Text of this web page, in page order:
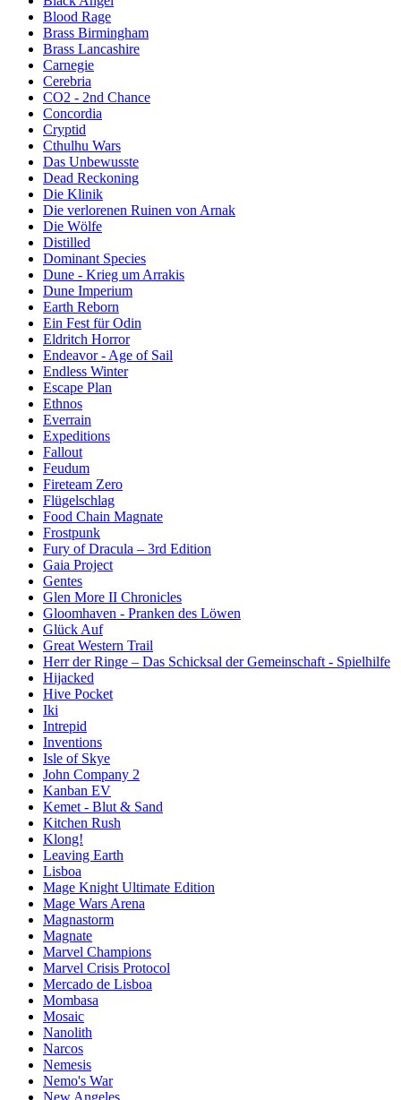
Blood Rage
Brass Birmingham
Brass Lancashire
Carnegie
Cerebria
CO2 - 2nd Chance
Concordia
Cryptid
Cthulhu Wars
Das Unbewusste
Dead Reckoning
Die Klinik
Die verlorenen Ruinen von Arnak
Die Wölfe
Distilled
Dominant Species
Dune - Krieg um Arrakis
Dune Imperium
Earth Reborn
Ein Fest für Odin
Eldritch Horror
Endeavor - Age of Sail
Endless Winter
Escape Plan
Ethnos
Everrain
Expeditions
Fallout
Feudum
Fireteam Zero
Flügelschlag
Food Chain Magnate
Frostpunk
Fury of Dracula – 3rd Edition
Gaia Project
Gentes
Glen More II Chronicles
Gloomhaven - Pranken des Löwen
Glück Auf
Great Western Trail
Herr der Ringe – Das Schicksal der Gemeinschaft - Spielhilfe
Hijacked
Hive Pocket
Iki
Intrepid
Inventions
Isle of Skye
John Company 2
Kanban EV
Kemet - Blut & Sand
Kitchen Rush
Klong!
Leaving Earth
Lisboa
Mage Knight Ultimate Edition
Mage Wars Arena
Magnastorm
Magnate
Marvel Champions
Marvel Crisis Protocol
Mercado de Lisboa
Mombasa
Mosaic
Nanolith
Narcos
Nemesis
Nemo's War